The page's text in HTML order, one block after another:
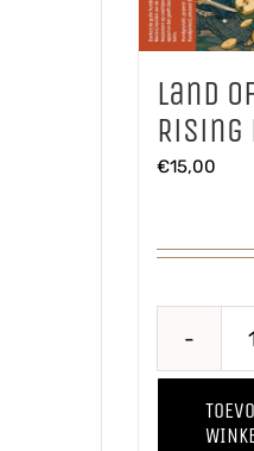
Land
Rising
€15,00